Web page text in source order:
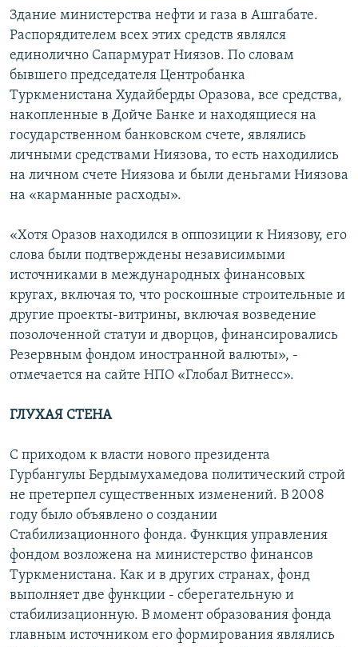
Здание министерства нефти и газа в Ашгабате.
Распорядителем всех этих средств являлся
единолично Сапармурат Ниязов. По словам
бывшего председателя Центробанка
Туркменистана Худайберды Оразова, все средства,
накопленные в Дойче Банке и находящиеся на
государственном банковском счете, являлись
личными средствами Ниязова, то есть находились
на личном счете Ниязова и были деньгами Ниязова
на «карманные расходы».
«Хотя Оразов находился в оппозиции к Ниязову, его
слова были подтверждены независимыми
источниками в международных финансовых
кругах, включая то, что роскошные строительные и
другие проекты-витрины, включая возведение
позолоченной статуи и дворцов, финансировались
Резервным фондом иностранной валюты», -
отмечается на сайте НПО «Глобал Витнесс».
ГЛУХАЯ СТЕНА
С приходом к власти нового президента
Гурбангулы Бердымухамедова политический строй
не претерпел существенных изменений. В 2008
году было объявлено о создании
Стабилизационного фонда. Функция управления
фондом возложена на министерство финансов
Туркменистана. Как и в других странах, фонд
выполняет две функции - сберегательную и
стабилизационную. В момент образования фонда
главным источником его формирования являлись